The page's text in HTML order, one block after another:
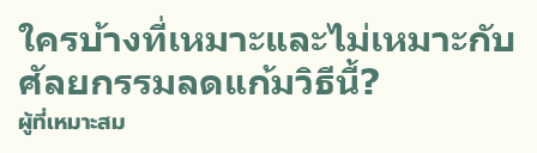
ใครบ้างที่เหมาะและไม่เหมาะกับ
ศัลยกรรมลดแก้มวิธีนี้?
ผู้ที่เหมาะสม